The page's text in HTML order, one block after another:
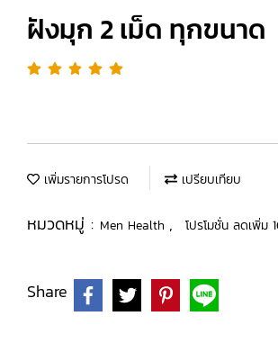
ฝังมุก 2 เม็ด ทุกขนาด
เพิ่มรายการโปรด เปรียบเทียบ
หมวดหมู่ : Men Health , โปรโมชั่น ลดเพิ่ม
Share